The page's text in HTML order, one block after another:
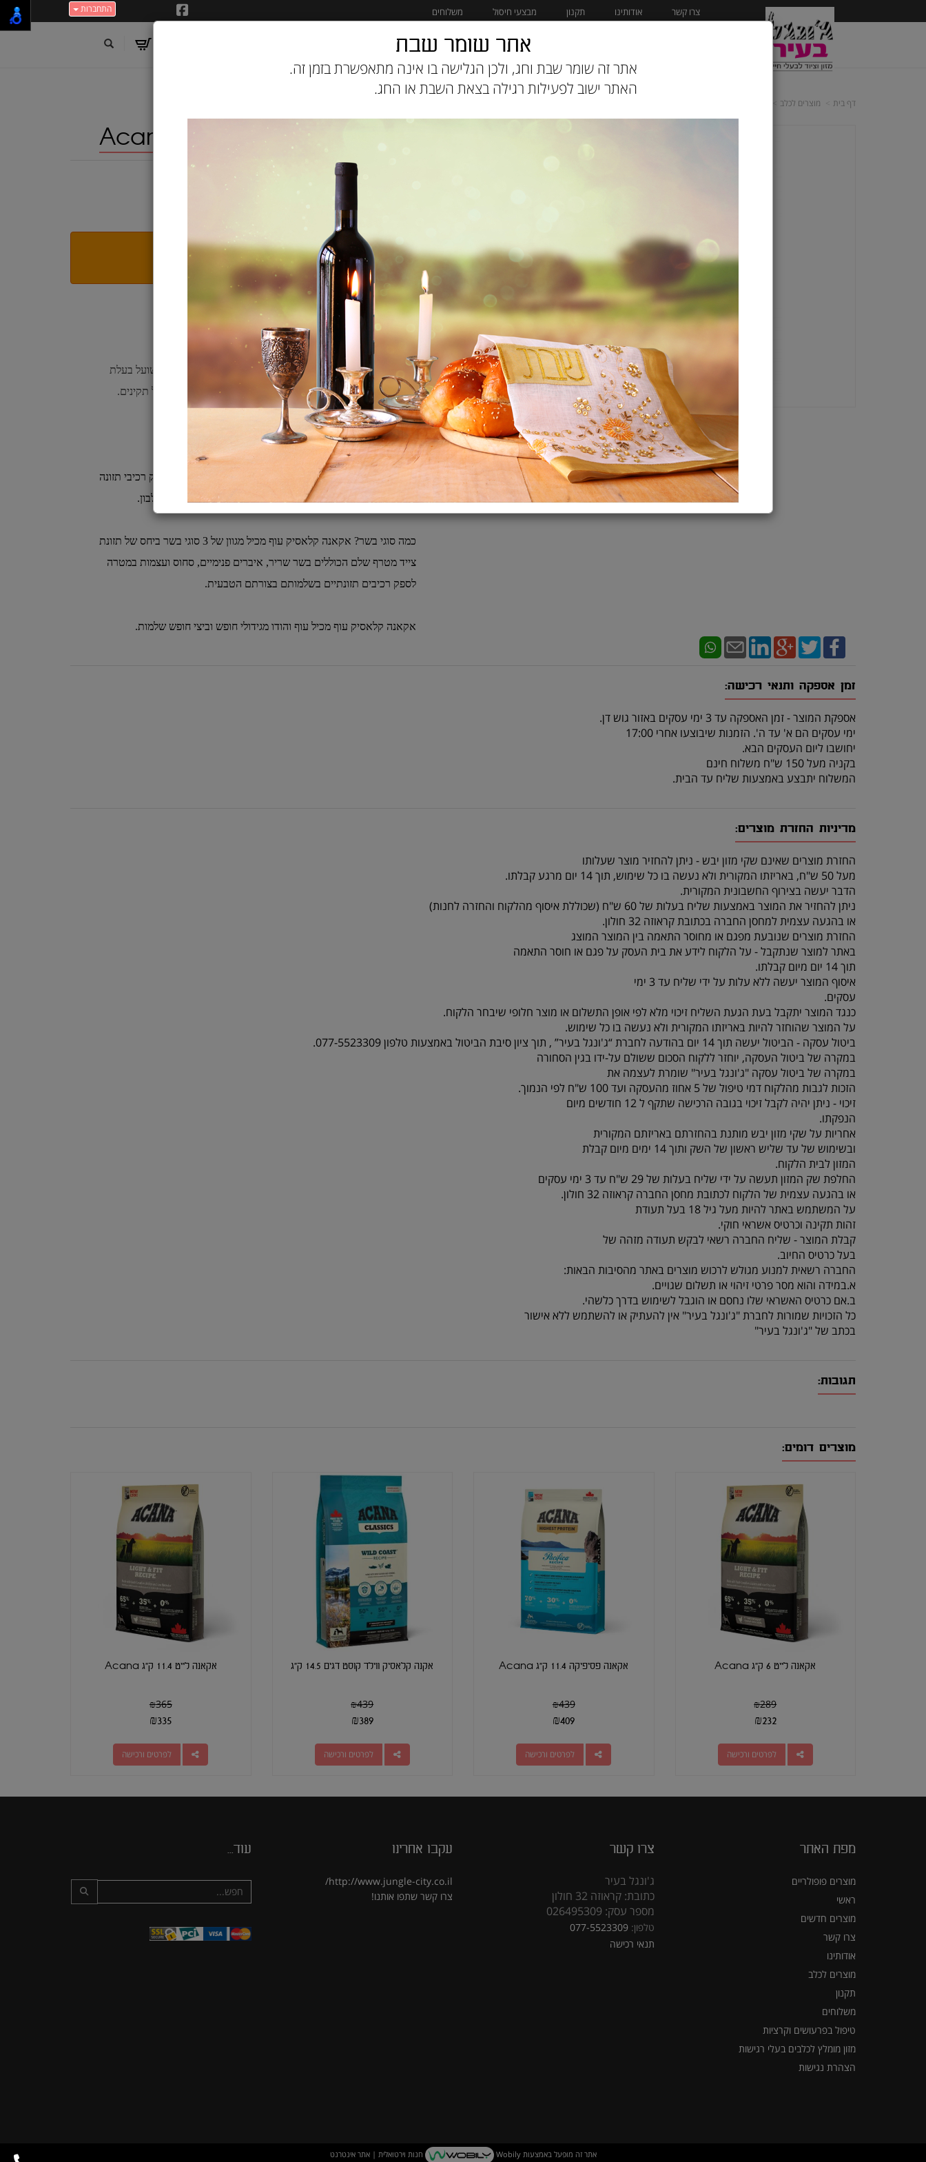
התחברות צרו קשר אודותינו תקנון מבצעי חיסול משלוחים
מוצרים לחתול מבצעי חיסול
דף בית מוצרים לכלב
אקאנה קלאסיק עוף 11.4 ק"ג Acana
64992541125
245
אזל המלאי
הודיעו לי כשחוזר למלאי
תיאור:
מחיר ל 100 גרם 2.18 ש"ח
אקאנה קלאסיק עוף עשיר בחלבון ודל בפחמימות, מכיל שיבולת שועל בעלת
ערך גליקמי נמוך המסייעת לשמור על לחץ דם, רמות סוכר ומשקל תקינים.
מותאם ביולוגית.
כמה בשר? אקאנה קלאסיק עוף מכיל כ-50% בשר.
כמה בשר טרי? אקאנה קלאסיק עוף מכיל כ-1/3 בשר טרי המספק רכיבי תזונה
בתצורה המזינה ביותר. 2/3 מהבשר מיובש ומהווה מקור טבעי לחלבון.
כמה סוגי בשר? אקאנה קלאסיק עוף מכיל מגוון של 3 סוגי בשר ביחס של תזונת
צייד מטרף שלם הכוללים בשר שריר, איברים פנימיים, סחוס ועצמות במטרה
לספק רכיבים תזונתיים בשלמותם בצורתם הטבעית.
אקאנה קלאסיק עוף מכיל עוף והודו מגידולי חופש וביצי חופש שלמות.
זמן אספקה ותנאי רכישה:
אספקת המוצר - זמן האספקה עד 3 ימי עסקים באזור גוש דן.
ימי עסקים הם א' עד ה'. הזמנות שיבוצעו אחרי 17:00
יחושבו ליום העסקים הבא.
בקניה מעל 150 ש"ח משלוח חינם
המשלוח יתבצע באמצעות שליח עד הבית.
מדיניות החזרת מוצרים:
החזרת מוצרים שאינם שקי מזון יבש - ניתן להחזיר מוצר שעלותו
מעל 50 ש"ח, באריזתו המקורית ולא נעשה בו כל שימוש, תוך 14 יום מרגע קבלתו.
הדבר יעשה בצירוף החשבונית המקורית.
ניתן להחזיר את המוצר באמצעות שליח בעלות של 60 ש"ח (שכוללת איסוף מהלקוח והחזרה לחנות)
או בהגעה עצמית למחסן החברה בכתובת קראוזה 32 חולון.
החזרת מוצרים שנובעת מפגם או מחוסר התאמה בין המוצר המוצג
באתר למוצר שנתקבל - על הלקוח לידע את בית העסק על פגם או חוסר התאמה
תוך 14 יום מיום קבלתו.
איסוף המוצר יעשה ללא עלות על ידי שליח עד 3 ימי
עסקים.
כנגד המוצר יתקבל בעת הגעת השליח זיכוי מלא לפי אופן התשלום או מוצר חלופי שיבחר הלקוח.
על המוצר שהוחזר להיות באריזתו המקורית ולא נעשה בו כל שימוש.
ביטול עסקה - הביטול יעשה תוך 14 יום בהודעה לחברת “ג'ונגל בעיר” , תוך ציון סיבת הביטול באמצעות טלפון 077-5523309.
במקרה של ביטול העסקה, יוחזר ללקוח הסכום ששולם על-ידו בגין הסחורה
במקרה של ביטול עסקה "ג'ונגל בעיר" שומרת לעצמה את
הזכות לגבות מהלקוח דמי טיפול של 5 אחוז מהעסקה ועד 100 ש"ח לפי הנמוך.
זיכוי - ניתן יהיה לקבל זיכוי בגובה הרכישה שתקף ל 12 חודשים מיום
הנפקתו.
אחריות על שקי מזון יבש מותנת בהחזרתם באריזתם המקורית
ובשימוש של עד שליש ראשון של השק ותוך 14 ימים מיום קבלת
המזון לבית הלקוח.
החלפת שק המזון תעשה על ידי שליח בעלות של 29 ש"ח עד 3 ימי עסקים
או בהגעה עצמית של הלקוח לכתובת מחסן החברה קראוזה 32 חולון.
על המשתמש באתר להיות מעל גיל 18 בעל תעודת
זהות תקינה וכרטיס אשראי חוקי.
קבלת המוצר - שליח החברה רשאי לבקש תעודה מזהה של
בעל כרטיס החיוב.
החברה רשאית למנוע מגולש לרכוש מוצרים באתר מהסיבות הבאות:
א.במידה והוא מסר פרטי זיהוי או תשלום שגויים.
ב.אם כרטיס האשראי שלו נחסם או הוגבל לשימוש בדרך כלשהי.
כל הזכויות שמורות לחברת "ג'ונגל בעיר" אין להעתיק או להשתמש ללא אישור
בכתב של "ג'ונגל בעיר"
תגובות:
מוצרים דומים:
אקאנה לייט 6 ק"ג Acana
₪289
₪232
לפרטים ורכישה
אקאנה פסיפיקה 11.4 ק"ג Acana
₪439
₪409
לפרטים ורכישה
אקנה קלאסיק ווילד קוסט דגים 14.5 ק"ג
₪439
₪389
לפרטים ורכישה
אקאנה לייט 11.4 ק"ג Acana
₪365
₪335
לפרטים ורכישה
מפת האתר
מוצרים פופולריים
ראשי
מוצרים חדשים
צרו קשר
אודותינו
מוצרים לכלב
תקנון
משלוחים
טיפול בפרעושים וקרציות
מזון מומלץ לכלבים בעלי רגישות
הצהרת נגישות
צרו קשר
ג'ונגל בעיר
כתובת: קראוזה 32 חולון
מספר עסק: 026495309
טלפון: 077-5523309
תנאי רכישה
עקבו אחרינו
http://www.jungle-city.co.il/
צרו קשר שתפו אותנו!
עוד...
אתר זה מופעל באמצעותWobily חנות וירטואלית | אתר אינטרנט
אתר שומר שבת
אתר זה שומר שבת וחג, ולכן הגלישה בו אינה מתאפשרת בזמן זה.
האתר ישוב לפעילות רגילה בצאת השבת או החג.